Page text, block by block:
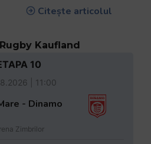
Citește articolul
Kaufland
10
| 11:00
- Dinamo
Zimbrilor